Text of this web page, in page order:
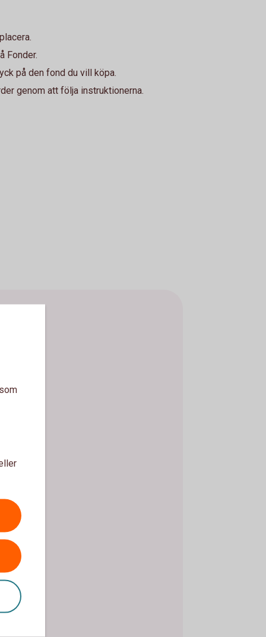
Fonder.
på den fond du vill köpa.
genom att följa instruktionerna.